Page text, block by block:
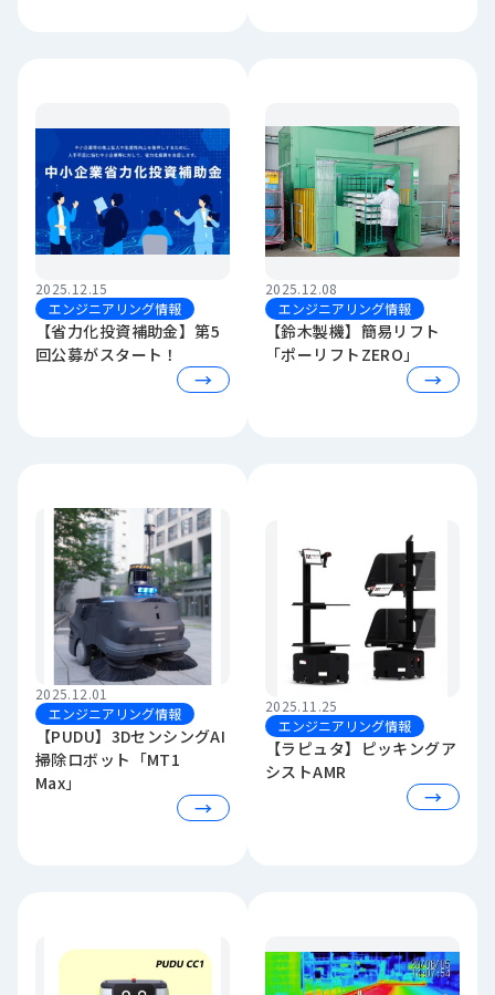
2025.12.15
エンジニアリング情報
【省力化投資補助金】第5
回公募がスタート！
→
2025.12.08
エンジニアリング情報
【鈴木製機】簡易リフト
「ポーリフトZERO」
→
2025.12.01
エンジニアリング情報
【PUDU】3DセンシングAI
掃除ロボット「MT1
Max」
→
2025.11.25
エンジニアリング情報
【ラピュタ】ピッキングア
シストAMR
→